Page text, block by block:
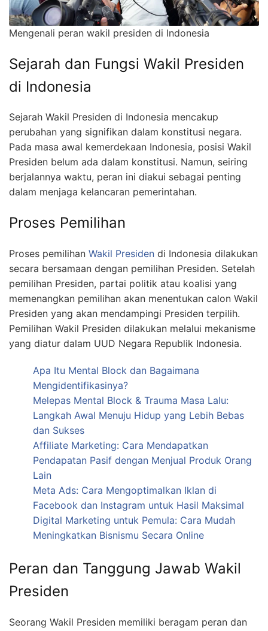
Mengenali peran wakil presiden di Indonesia
Sejarah dan Fungsi Wakil Presiden
di Indonesia
Sejarah Wakil Presiden di Indonesia mencakup
perubahan yang signifikan dalam konstitusi negara.
Pada masa awal kemerdekaan Indonesia, posisi Wakil
Presiden belum ada dalam konstitusi. Namun, seiring
berjalannya waktu, peran ini diakui sebagai penting
dalam menjaga kelancaran pemerintahan.
Proses Pemilihan
Proses pemilihan Wakil Presiden di Indonesia dilakukan
secara bersamaan dengan pemilihan Presiden. Setelah
pemilihan Presiden, partai politik atau koalisi yang
memenangkan pemilihan akan menentukan calon Wakil
Presiden yang akan mendampingi Presiden terpilih.
Pemilihan Wakil Presiden dilakukan melalui mekanisme
yang diatur dalam UUD Negara Republik Indonesia.
Apa Itu Mental Block dan Bagaimana
Mengidentifikasinya?
Melepas Mental Block & Trauma Masa Lalu:
Langkah Awal Menuju Hidup yang Lebih Bebas
dan Sukses
Affiliate Marketing: Cara Mendapatkan
Pendapatan Pasif dengan Menjual Produk Orang
Lain
Meta Ads: Cara Mengoptimalkan Iklan di
Facebook dan Instagram untuk Hasil Maksimal
Digital Marketing untuk Pemula: Cara Mudah
Meningkatkan Bisnismu Secara Online
Peran dan Tanggung Jawab Wakil
Presiden
Seorang Wakil Presiden memiliki beragam peran dan